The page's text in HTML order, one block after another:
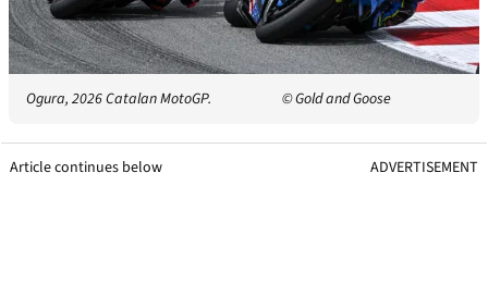
Ogura, 2026 Catalan MotoGP. © Gold and Goose
Article continues below ADVERTISEMENT